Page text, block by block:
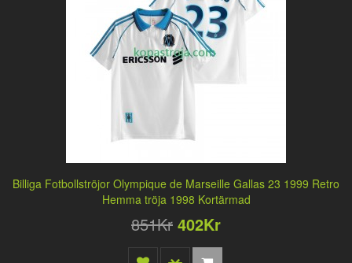
Billiga Fotbollströjor Olympique de Marseille Gallas 23 1999 Retro
Hemma tröja 1998 Kortärmad
851Kr 402Kr